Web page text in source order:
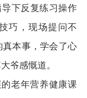
下反复练习操作
巧，现场提问不
真本事，学会了心
爷感慨道。
老年营养健康课